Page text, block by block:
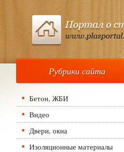
Рубрики сайта
Бетон, ЖБИ
Видео
Двери, окна
Изоляционные материалы